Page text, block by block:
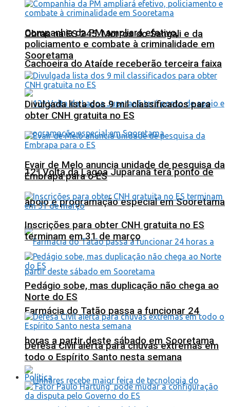
Obras na ES 245: Morros do Sangali e da
Cachoeira do Ataíde receberão terceira faixa
12ª Volta da Lagoa Juparanã terá ponto de
apoio e programação especial em Sooretama
Farmácia do Tatão passa a funcionar 24
horas a partir deste sábado em Sooretama
Companhia da PM ampliará efetivo,
policiamento e combate à criminalidade em
Sooretama
Divulgada lista dos 9 mil classificados para
obter CNH gratuita no ES
Evair de Melo anuncia unidade de pesquisa da
Embrapa para o ES
Inscrições para obter CNH gratuita no ES
terminam em 31 de março
Pedágio sobe, mas duplicação não chega ao
Norte do ES
Defesa Civil alerta para chuvas extremas em
todo o Espírito Santo nesta semana
Política